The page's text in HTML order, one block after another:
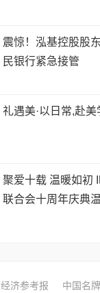
震惊！泓基控股股
民银行紧急接管
礼遇美·以日常,赴美
聚爱十载 温暖如初
联合会十周年庆典
经济参考报 中国名